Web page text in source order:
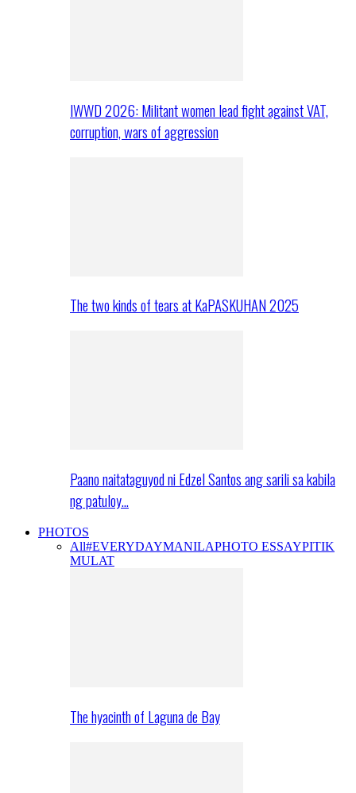
IWWD 2026: Militant women lead fight against VAT,
corruption, wars of aggression
The two kinds of tears at KaPASKUHAN 2025
Paano naitataguyod ni Edzel Santos ang sarili sa kabila
ng patuloy…
PHOTOS
All#EVERYDAYMANILAPHOTO ESSAYPITIK
MULAT
The hyacinth of Laguna de Bay